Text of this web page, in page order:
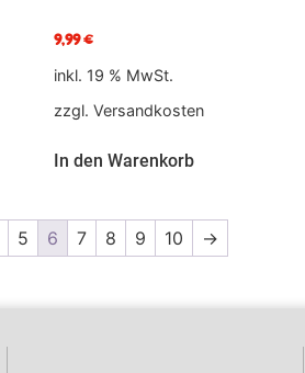
9,99€
inkl. 19 % MwSt.
zzgl. Versandkosten
In den Warenkorb
5 6 7 8 9 10 →